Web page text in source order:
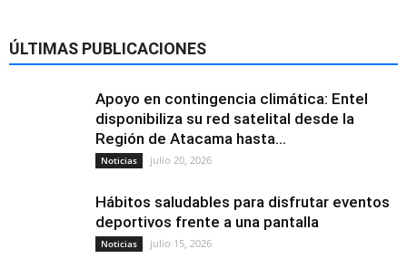
ÚLTIMAS PUBLICACIONES
Apoyo en contingencia climática: Entel
disponibiliza su red satelital desde la
Región de Atacama hasta...
Noticias julio 20, 2026
Hábitos saludables para disfrutar eventos
deportivos frente a una pantalla
Noticias julio 15, 2026